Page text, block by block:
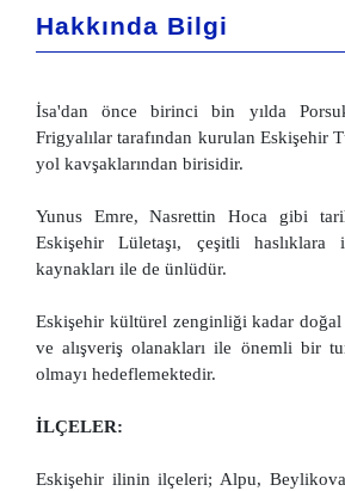
Hakkında Bilgi
İsa'dan önce birinci bin yılda
Frigyalılar tarafından kurulan Eskişehir
yol kavşaklarından birisidir.
Yunus Emre, Nasrettin Hoca gibi
Eskişehir Lületaşı, çeşitli
kaynakları ile de ünlüdür.
Eskişehir kültürel zenginliği kadar
ve alışveriş olanakları ile önemli bir
olmayı hedeflemektedir.
İLÇELER:
Eskişehir ilinin ilçeleri; Alpu,